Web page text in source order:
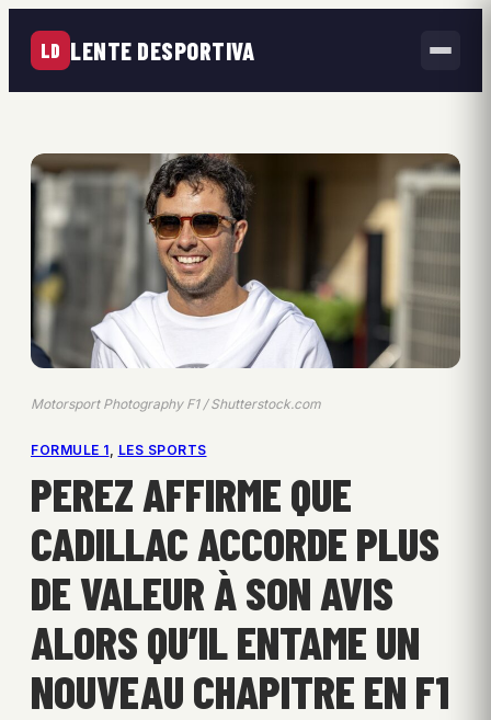
LD LENTE DESPORTIVA
Motorsport Photography F1 / Shutterstock.com
FORMULE 1, LES SPORTS
PEREZ AFFIRME QUE
CADILLAC ACCORDE PLUS
DE VALEUR À SON AVIS
ALORS QU’IL ENTAME UN
NOUVEAU CHAPITRE EN F1